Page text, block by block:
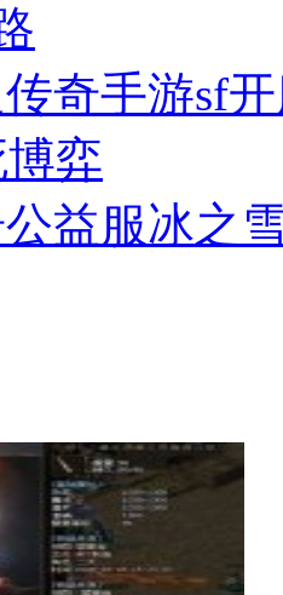
传奇手游sf
弈
益服冰之